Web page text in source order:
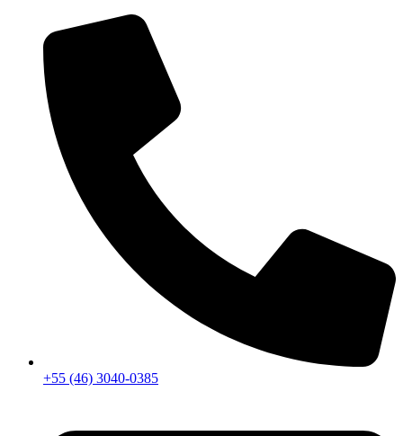
+55 (46) 3040-0385